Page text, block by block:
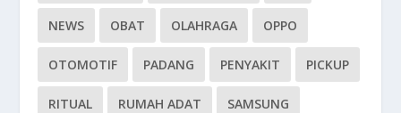
NEWS OBAT OLAHRAGA OPPO
OTOMOTIF PADANG PENYAKIT PICKUP
RITUAL RUMAH ADAT SAMSUNG